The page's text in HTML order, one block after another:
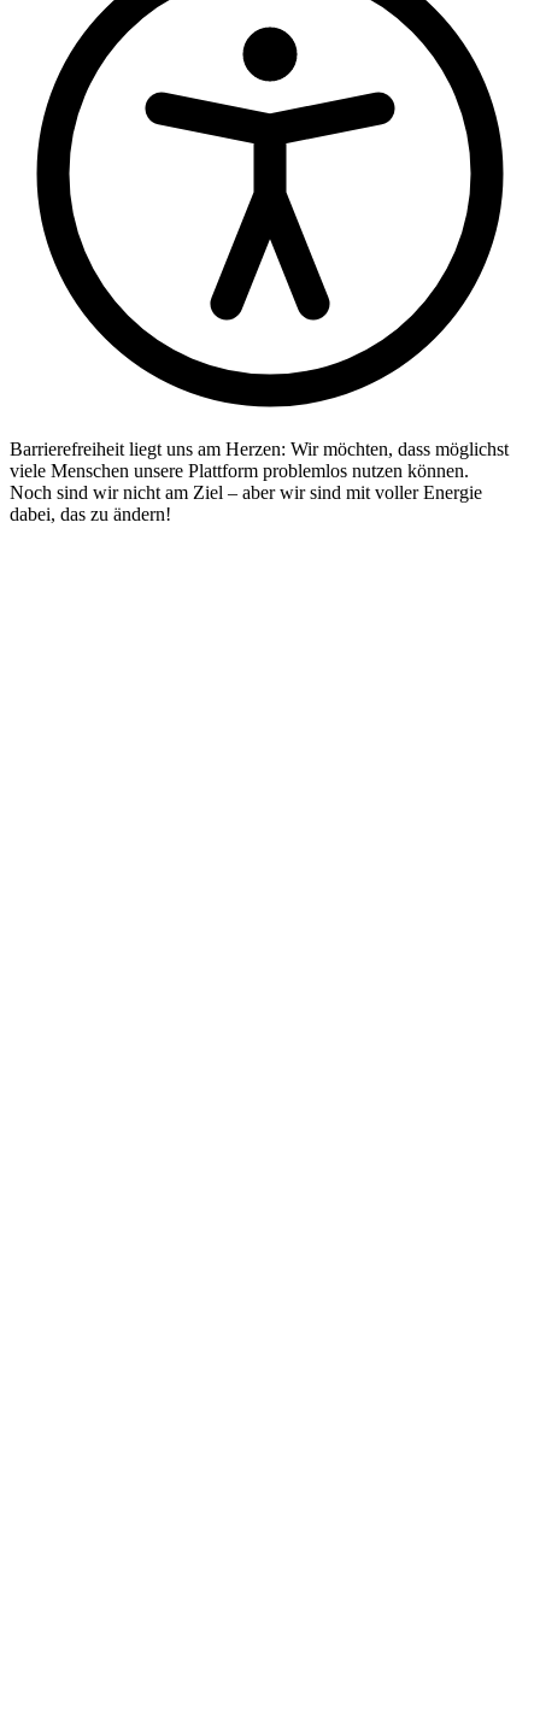
Barrierefreiheit liegt uns am Herzen: Wir möchten, dass möglichst
viele Menschen unsere Plattform problemlos nutzen können.
Noch sind wir nicht am Ziel – aber wir sind mit voller Energie
dabei, das zu ändern!